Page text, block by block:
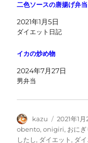
二色ソースの唐揚げ弁当
2021年1月5日
ダイエット日記
イカの炒め物
2024年7月27日
男弁当
投
稿
者
kazu
投
稿
日:
2021年1月
obento,onigiri, おに
したし, ダイエット, ダ